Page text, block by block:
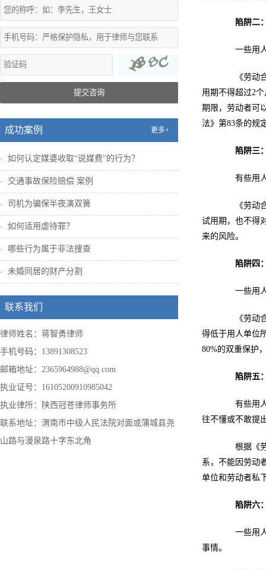
提交咨询
成功案例 更多+
如何认定媒婆收取“说媒费”的行为？
交通事故保险赔偿 案例
司机为骗保半夜演双簧
如何适用虐待罪？
哪些行为属于非法搜查
未婚同居的财产分割
联系我们
律师姓名：蒋智勇律师
手机号码：13891308523
邮箱地址：2365964988@qq.com
执业证号：16105200910985042
执业律所：陕西冠苍律师事务所
联系地址：渭南市中级人民法院对面或蒲城县尧
山路与漫泉路十字东北角
陷阱二：
一些用人
《劳动合
用期不得超过2
期限，劳动者可
法》第83条的规
陷阱三：
有些用人
《劳动合
试用期，也不得
来的风险。
陷阱四：
一些用人
《劳动合
得低于用人单位
80%的双重保护
陷阱五：
有些用人
往不懂或不敢提
根据《劳
系，不能因劳动
单位和劳动者私
陷阱六：
一些用人
事情。